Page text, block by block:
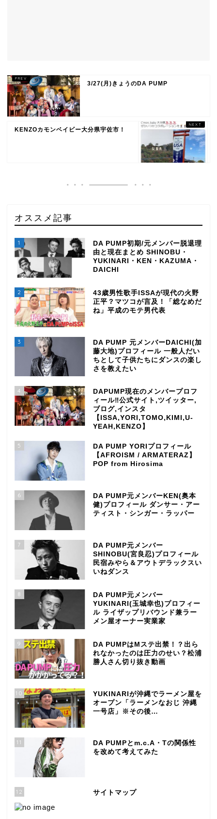
3/27(月)きょうのDA PUMP
KENZOカモンベイビー大分県宇佐市！
オススメ記事
1
DA PUMP初期/元メンバー脱退理
由と現在まとめ SHINOBU・
YUKINARI・KEN・KAZUMA・
DAICHI
2
43歳男性歌手ISSAが現代の火野
正平？マツコが言及！「総なめだ
ね」平成のモテ男代表
3
DA PUMP 元メンバーDAICHI(加
藤大地)プロフィール 一般人だい
ちとして子供たちにダンスの楽し
さを教えたい
4
DAPUMP現在のメンバープロフ
ィール‼公式サイト,ツイッター,
ブログ,インスタ
【ISSA,YORI,TOMO,KIMI,U-
YEAH,KENZO】
5
DA PUMP YORIプロフィール
【AFROISM / ARMATERAZ】
POP from Hirosima
6
DA PUMP元メンバーKEN(奥本
健)プロフィール ダンサー・アー
ティスト・シンガー・ラッパー
7
DA PUMP元メンバー
SHINOBU(宮良忍)プロフィール
民宿みやら＆アウトデラックスい
いねダンス
8
DA PUMP元メンバー
YUKINARI(玉城幸也)プロフィー
ル ライザップリバウンド兼ラー
メン屋オーナー実業家
9
DA PUMPはMステ出禁！？出ら
れなかったのは圧力のせい？松浦
勝人さん切り抜き動画
10
YUKINARIが沖縄でラーメン屋を
オープン「ラーメンなおじ 沖縄
一号店」※その後…
11
DA PUMPとm.c.A・Tの関係性
を改めて考えてみた
12 サイトマップ